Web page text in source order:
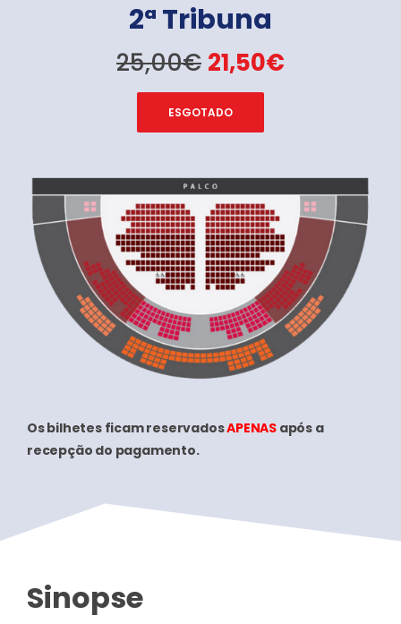
2ª Tribuna
25,00€ 21,50€
ESGOTADO
Os bilhetes ficam reservadosAPENAS após a
recepção do pagamento.
Sinopse